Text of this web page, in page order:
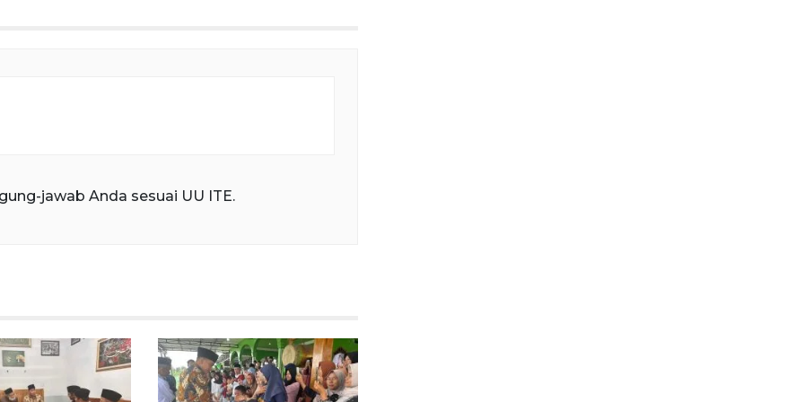
jawab Anda sesuai UU ITE.